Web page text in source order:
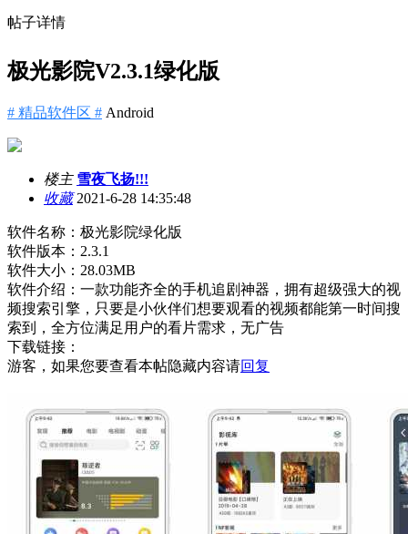
帖子详情
极光影院V2.3.1绿化版
# 精品软件区 # Android
楼主 雪夜飞扬!!!
收藏2021-6-28 14:35:48
软件名称：极光影院绿化版
软件版本：2.3.1
软件大小：28.03MB
软件介绍：一款功能齐全的手机追剧神器，拥有超级强大的视
频搜索引擎，只要是小伙伴们想要观看的视频都能第一时间搜
索到，全方位满足用户的看片需求，无广告
下载链接：
游客，如果您要查看本帖隐藏内容请回复